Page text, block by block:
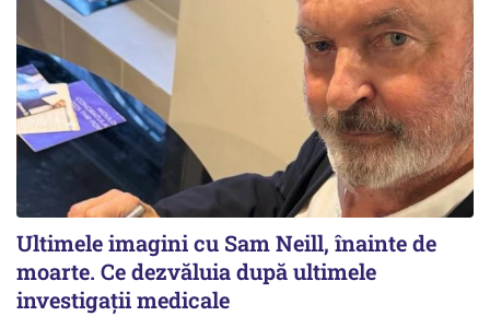
Ultimele imagini cu Sam Neill, înainte de
moarte. Ce dezvăluia după ultimele
investigații medicale